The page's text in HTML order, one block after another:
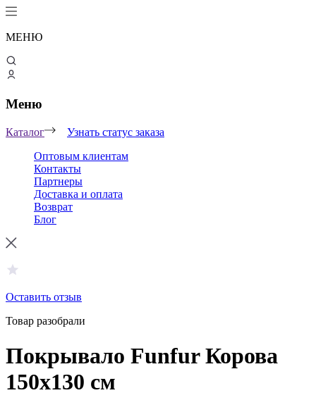
МЕНЮ
Меню
Каталог
Узнать статус заказа
Оптовым клиентам
Контакты
Партнеры
Доставка и оплата
Возврат
Блог
Оставить отзыв
Товар разобрали
Покрывало Funfur Корова
150х130 см